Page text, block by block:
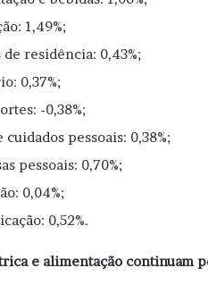
1,49%;
residência: 0,43%;
0,37%;
-0,38%;
cuidados pessoais: 0,38%;
pessoais: 0,70%;
0,04%;
0,52%.
e alimentação continuam